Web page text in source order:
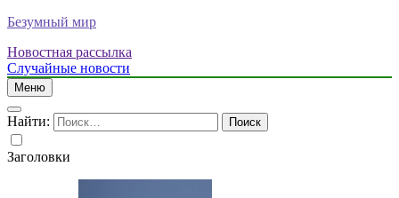
Безумный мир
Новостная рассылка
Случайные новости
Меню
Найти:
Заголовки